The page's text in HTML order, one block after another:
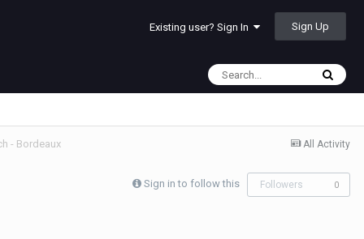
Existing user? Sign In Sign Up
All Activity
- Bordeaux
Sign in to follow this Followers 0